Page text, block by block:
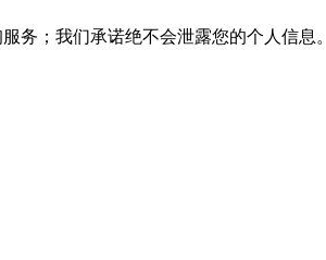
务；我们承诺绝不会泄露您的个人信息。